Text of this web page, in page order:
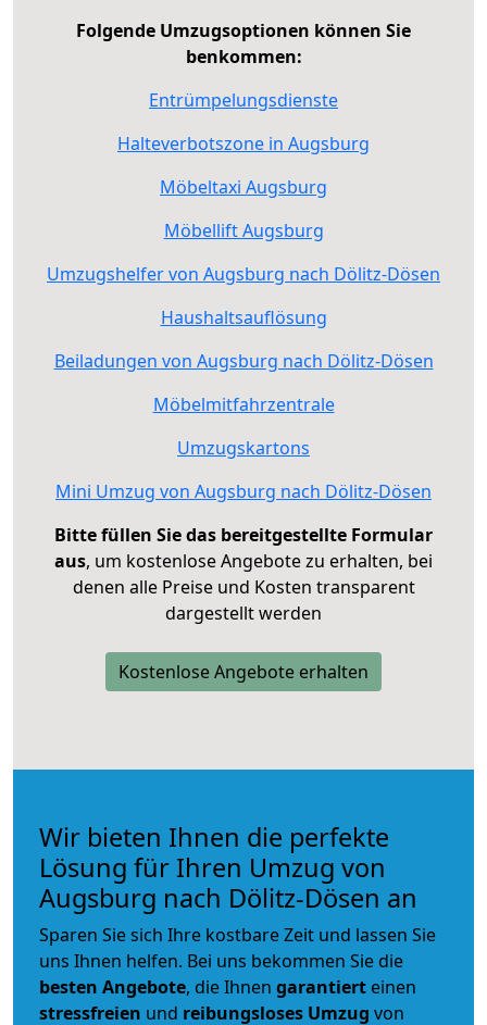
Folgende Umzugsoptionen können Sie
benkommen:
Entrümpelungsdienste
Halteverbotszone in Augsburg
Möbeltaxi Augsburg
Möbellift Augsburg
Umzugshelfer von Augsburg nach Dölitz-Dösen
Haushaltsauflösung
Beiladungen von Augsburg nach Dölitz-Dösen
Möbelmitfahrzentrale
Umzugskartons
Mini Umzug von Augsburg nach Dölitz-Dösen
Bitte füllen Sie das bereitgestellte Formular
aus, um kostenlose Angebote zu erhalten, bei
denen alle Preise und Kosten transparent
dargestellt werden
Kostenlose Angebote erhalten
Wir bieten Ihnen die perfekte
Lösung für Ihren Umzug von
Augsburg nach Dölitz-Dösen an
Sparen Sie sich Ihre kostbare Zeit und lassen Sie
uns Ihnen helfen. Bei uns bekommen Sie die
besten Angebote, die Ihnen garantiert einen
stressfreien und reibungsloses Umzug von